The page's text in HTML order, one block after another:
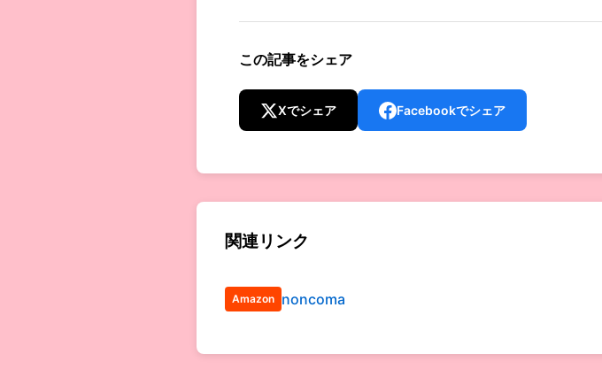
この記事をシェア
Xでシェア Facebookでシェア
関連リンク
Amazon noncoma